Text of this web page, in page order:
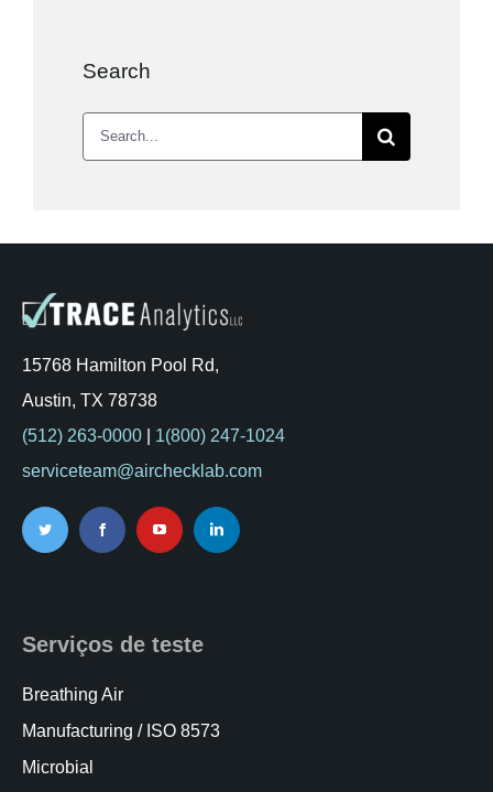
Search
Search
for:
15768 Hamilton Pool Rd,
Austin, TX 78738
(512) 263-0000| 1(800) 247-1024
serviceteam@airchecklab.com
Serviços de teste
Breathing Air
Manufacturing / ISO 8573
Microbial